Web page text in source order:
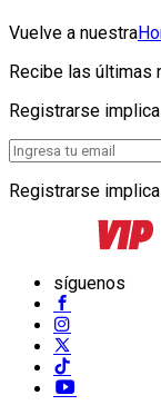
Vuelve a nuestra
Recibe las últimas
Registrarse
Registrarse
síguenos